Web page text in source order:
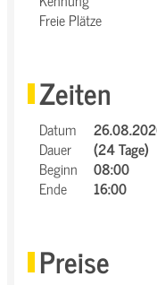
Freie Plätze
Zeiten
Datum
Dauer
(24 Tage)
Beginn
08:00
Ende
16:00
Preise